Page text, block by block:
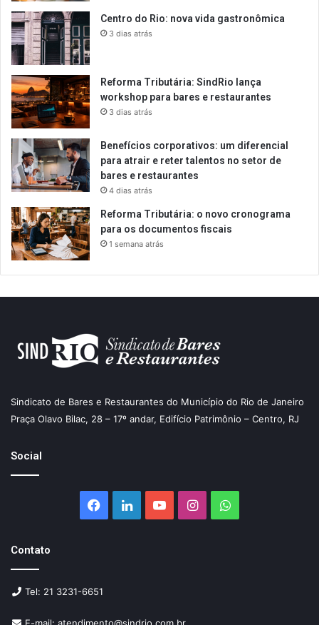
Centro do Rio: nova vida gastronômica
3 dias atrás
Reforma Tributária: SindRio lança
workshop para bares e restaurantes
3 dias atrás
Benefícios corporativos: um diferencial
para atrair e reter talentos no setor de
bares e restaurantes
4 dias atrás
Reforma Tributária: o novo cronograma
para os documentos fiscais
1 semana atrás
Sindicato de Bares e Restaurantes do Município do Rio de Janeiro
Praça Olavo Bilac, 28 – 17º andar, Edifício Patrimônio – Centro, RJ
Social
Facebook
LinkedinYouTubeInstagramWhatsApp
Contato
Tel: 21 3231-6651